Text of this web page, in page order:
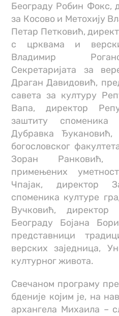
Београду Робин Фокс,
за Косово и Метохију
Петар Петковић,
с црквама и
Владимир
Секретаријата за
Драган Давидовић,
савета за културу
Вапа, директор
заштиту
Дубравка Ђукановић,
богословског
Зоран Ранковић,
примењених
Чпајак, директор
споменика културе
Вучковић,
Београду Бојана
представници
верских заједница,
културног живота.
Свечаном програму
бденије којим је, на
архангела Михаила –